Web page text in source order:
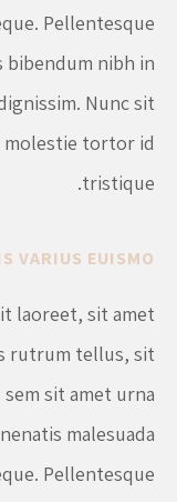
Pellentesque
bibendum nibh in
Nunc sit
molestie tortor id
tristique.
VARIUS EUISMO.
laoreet, sit amet
rutrum tellus, sit
sit amet urna
malesuada
Pellentesque